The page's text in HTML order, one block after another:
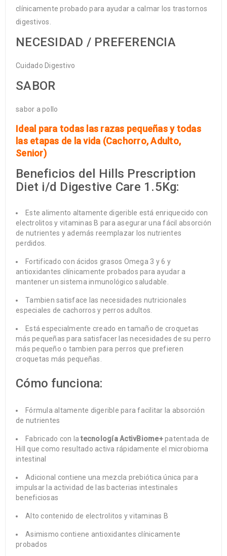
clínicamente probado para ayudar a calmar los trastornos
digestivos.
NECESIDAD / PREFERENCIA
Cuidado Digestivo
SABOR
sabor a pollo
Ideal para todas las razas pequeñas y todas
las etapas de la vida (Cachorro, Adulto,
Senior)
Beneficios del Hills Prescription
Diet i/d Digestive Care 1.5Kg:
Este alimento altamente digerible está enriquecido con
electrolitos y vitaminas B para asegurar una fácil absorción
de nutrientes y además reemplazar los nutrientes
perdidos.
Fortificado con ácidos grasos Omega 3 y 6 y
antioxidantes clínicamente probados para ayudar a
mantener un sistema inmunológico saludable.
Tambien satisface las necesidades nutricionales
especiales de cachorros y perros adultos.
Está especialmente creado en tamaño de croquetas
más pequeñas para satisfacer las necesidades de su perro
más pequeño o tambien para perros que prefieren
croquetas más pequeñas.
Cómo funciona:
Fórmula altamente digerible para facilitar la absorción
de nutrientes
Fabricado con latecnología ActivBiome+patentada de
Hill que como resultado activa rápidamente el microbioma
intestinal
Adicional contiene una mezcla prebiótica única para
impulsar la actividad de las bacterias intestinales
beneficiosas
Alto contenido de electrolitos y vitaminas B
Asimismo contiene antioxidantes clínicamente
probados